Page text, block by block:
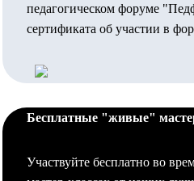
педагогическом форуме
сертификата об участии в
Бесплатные "живые"
Участвуйте бесплатно во